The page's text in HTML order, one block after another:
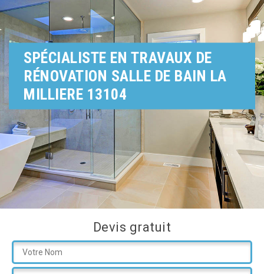
SPÉCIALISTE EN TRAVAUX DE
RÉNOVATION SALLE DE BAIN LA
MILLIERE 13104
Devis gratuit